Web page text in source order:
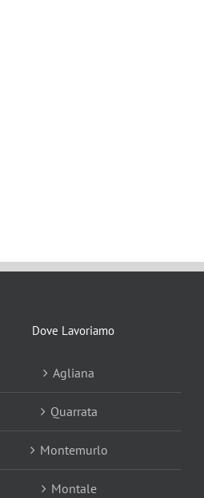
Dove Lavoriamo
Agliana
Quarrata
Montemurlo
Montale